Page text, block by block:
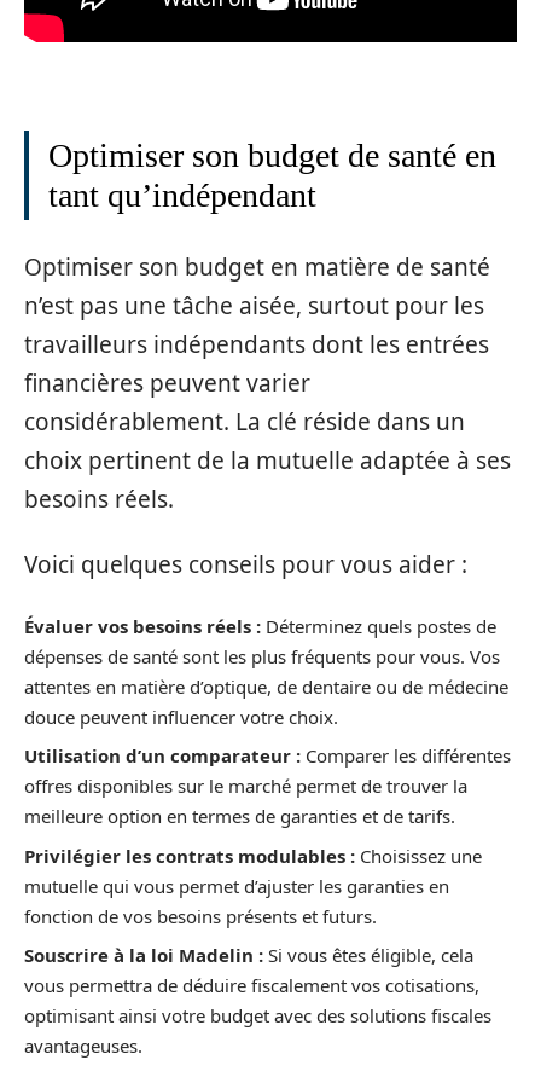
Optimiser son budget de santé en
tant qu’indépendant
Optimiser son budget en matière de santé
n’est pas une tâche aisée, surtout pour les
travailleurs indépendants dont les entrées
financières peuvent varier
considérablement. La clé réside dans un
choix pertinent de la mutuelle adaptée à ses
besoins réels.
Voici quelques conseils pour vous aider :
Évaluer vos besoins réels : Déterminez quels postes de
dépenses de santé sont les plus fréquents pour vous. Vos
attentes en matière d’optique, de dentaire ou de médecine
douce peuvent influencer votre choix.
Utilisation d’un comparateur : Comparer les différentes
offres disponibles sur le marché permet de trouver la
meilleure option en termes de garanties et de tarifs.
Privilégier les contrats modulables : Choisissez une
mutuelle qui vous permet d’ajuster les garanties en
fonction de vos besoins présents et futurs.
Souscrire à la loi Madelin : Si vous êtes éligible, cela
vous permettra de déduire fiscalement vos cotisations,
optimisant ainsi votre budget avec des solutions fiscales
avantageuses.